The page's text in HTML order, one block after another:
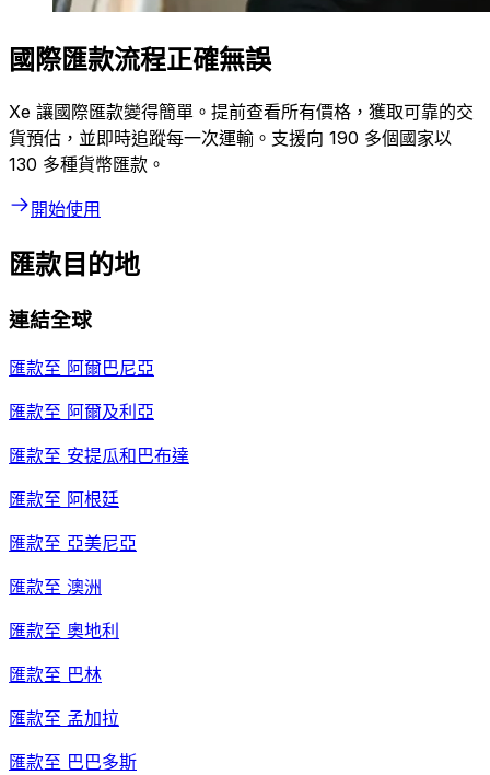
國際匯款流程正確無誤
Xe 讓國際匯款變得簡單。提前查看所有價格，獲取可靠的交
貨預估，並即時追蹤每一次運輸。支援向 190 多個國家以
130 多種貨幣匯款。
開始使用
匯款目的地
連結全球
匯款至 阿爾巴尼亞
匯款至 阿爾及利亞
匯款至 安提瓜和巴布達
匯款至 阿根廷
匯款至 亞美尼亞
匯款至 澳洲
匯款至 奧地利
匯款至 巴林
匯款至 孟加拉
匯款至 巴巴多斯